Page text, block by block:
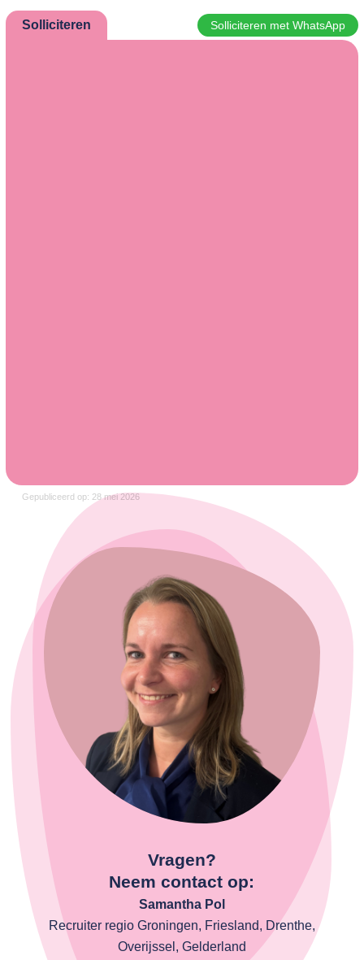
Solliciteren Solliciteren met WhatsApp
Gepubliceerd op: 28 mei 2026
Vragen?
Neem contact op:
Samantha Pol
Recruiter regio Groningen, Friesland, Drenthe,
Overijssel, Gelderland